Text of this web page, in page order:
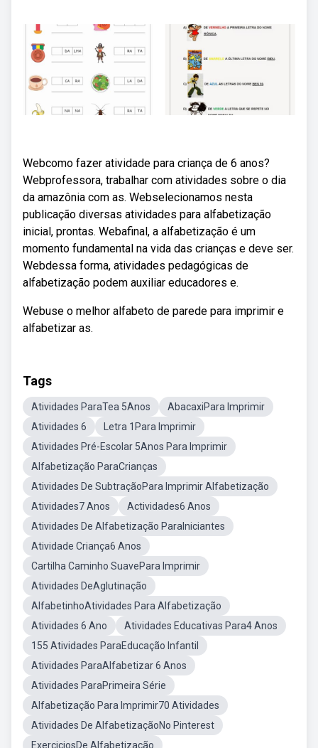
Webcomo fazer atividade para criança de 6 anos?
Webprofessora, trabalhar com atividades sobre o dia
da amazônia com as. Webselecionamos nesta
publicação diversas atividades para alfabetização
inicial, prontas. Webafinal, a alfabetização é um
momento fundamental na vida das crianças e deve ser.
Webdessa forma, atividades pedagógicas de
alfabetização podem auxiliar educadores e.
Webuse o melhor alfabeto de parede para imprimir e
alfabetizar as.
Tags
Atividades ParaTea 5Anos
AbacaxiPara Imprimir
Atividades 6
Letra 1Para Imprimir
Atividades Pré-Escolar 5Anos Para Imprimir
Alfabetização ParaCrianças
Atividades De SubtraçãoPara Imprimir Alfabetização
Atividades7 Anos
Actividades6 Anos
Atividades De Alfabetização ParaIniciantes
Atividade Criança6 Anos
Cartilha Caminho SuavePara Imprimir
Atividades DeAglutinação
AlfabetinhoAtividades Para Alfabetização
Atividades 6 Ano
Atividades Educativas Para4 Anos
155 Atividades ParaEducação Infantil
Atividades ParaAlfabetizar 6 Anos
Atividades ParaPrimeira Série
Alfabetização Para Imprimir70 Atividades
Atividades De AlfabetizaçãoNo Pinterest
ExerciciosDe Alfabetização